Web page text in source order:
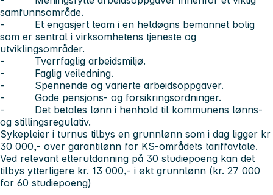
samfunnsområde.
- Et engasjert team i en heldøgns bemannet bolig
som er sentral i virksomhetens tjeneste og
utviklingsområder.
- Tverrfaglig arbeidsmiljø.
- Faglig veiledning.
- Spennende og varierte arbeidsoppgaver.
- Gode pensjons- og forsikringsordninger.
- Det betales lønn i henhold til kommunens lønns-
og stillingsregulativ.
Sykepleier i turnus tilbys en grunnlønn som i dag ligger kr
30 000,- over garantilønn for KS-områdets tariffavtale.
Ved relevant etterutdanning på 30 studiepoeng kan det
tilbys ytterligere kr. 13 000,- i økt grunnlønn (kr. 27 000
for 60 studiepoeng)